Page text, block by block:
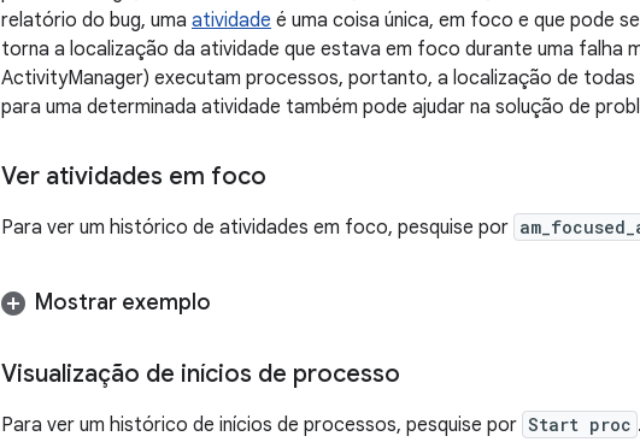
relatório do bug, uma atividade é uma coisa única, em foco e que pode
torna a localização da atividade que estava em foco durante uma falha
ActivityManager) executam processos, portanto, a localização de todas
para uma determinada atividade também pode ajudar na solução de
Ver atividades em foco
Para ver um histórico de atividades em foco, pesquise por
Mostrar exemplo
Visualização de inícios de processo
Para ver um histórico de inícios de processos, pesquise por Start proc .